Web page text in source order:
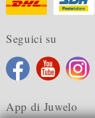
Seguici su
App di Juwelo